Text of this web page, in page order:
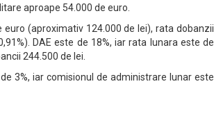
aproape 54.000 de euro.
(aproximativ 124.000 de lei), rata dobanzii
DAE este de 18%, iar rata lunara este de
244.500 de lei.
3%, iar comisionul de administrare lunar este